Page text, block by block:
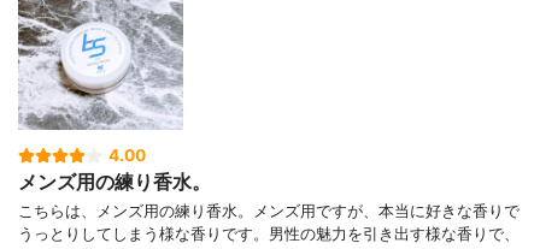
4.00
メンズ用の練り香水。
こちらは、メンズ用の練り香水。メンズ用ですが、本当に好きな香りで
うっとりしてしまう様な香りです。男性の魅力を引き出す様な香りで、